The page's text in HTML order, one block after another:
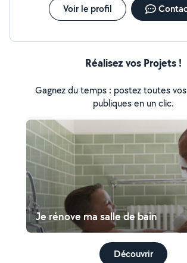
Voir le profil
Réalisez vos Projets !
Gagnez du temps : postez toutes
publiques en un clic.
Je rénove ma salle de bain
Découvrir